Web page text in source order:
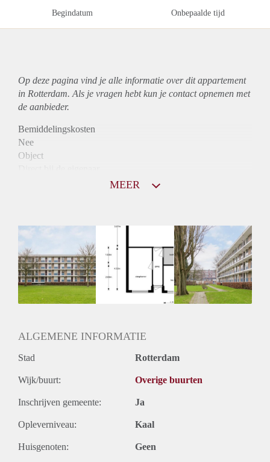
Begindatum Onbepaalde tijd
Op deze pagina vind je alle informatie over ditappartement
in Rotterdam. Als je vragen hebt kun je contact opnemen met
de aanbieder.
Bemiddelingskosten
Nee
Object
Huurtoeslag
Mogelijk
Inkomen eis
N.V.T.
Huurtermijn
Onbepaalde termijn
MEER
ALGEMENE INFORMATIE
Stad Rotterdam
Wijk/buurt: Overige buurten
Inschrijven gemeente: Ja
Opleverniveau: Kaal
Huisgenoten: Geen